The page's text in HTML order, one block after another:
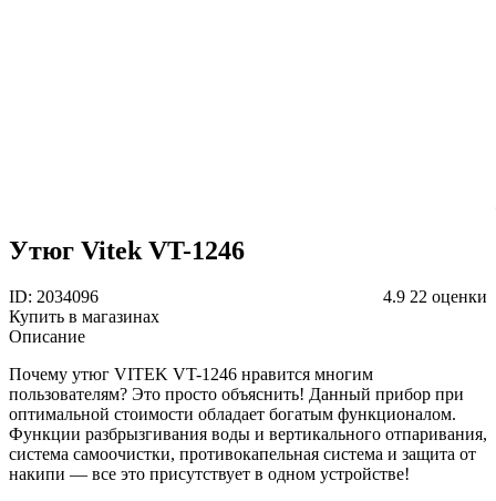
Утюг Vitek VT-1246
ID: 2034096 4.9 22 оценки
Купить в магазинах
Описание
Почему утюг VITEK VT-1246 нравится многим
пользователям? Это просто объяснить! Данный прибор при
оптимальной стоимости обладает богатым функционалом.
Функции разбрызгивания воды и вертикального отпаривания,
система самоочистки, противокапельная система и защита от
накипи — все это присутствует в одном устройстве!